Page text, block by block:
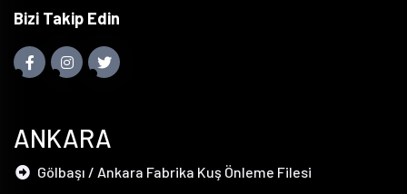
Bizi Takip Edin
ANKARA
Gölbaşı / Ankara Fabrika Kuş Önleme Filesi